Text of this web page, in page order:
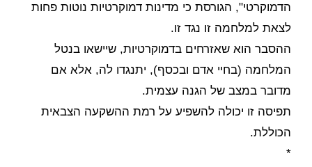
הדמוקרטי", הגורסת כי מדינות דמוקרטיות נוטות פחות
לצאת למלחמה זו נגד זו.
ההסבר הוא שאזרחים בדמוקרטיות, שיישאו בנטל
המלחמה (בחיי אדם ובכסף), יתנגדו לה, אלא אם
מדובר במצב של הגנה עצמית.
תפיסה זו יכולה להשפיע על רמת ההשקעה הצבאית
הכוללת.
*